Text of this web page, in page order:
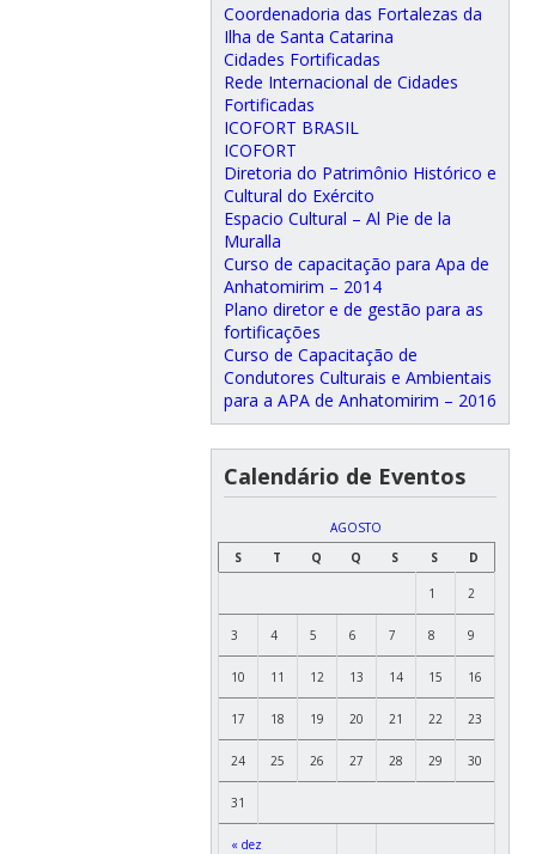
Coordenadoria das Fortalezas da
Ilha de Santa Catarina
Cidades Fortificadas
Rede Internacional de Cidades
Fortificadas
ICOFORT BRASIL
ICOFORT
Diretoria do Patrimônio Histórico e
Cultural do Exército
Espacio Cultural – Al Pie de la
Muralla
Curso de capacitação para Apa de
Anhatomirim – 2014
Plano diretor e de gestão para as
fortificações
Curso de Capacitação de
Condutores Culturais e Ambientais
para a APA de Anhatomirim – 2016
Calendário de Eventos
AGOSTO
S
T Q Q S S D
« dez
1 2
3 4 5 6 7 8 9
10 11 12 13 14 15 16
17 18 19 20 21 22 23
24 25 26 27 28 29 30
31